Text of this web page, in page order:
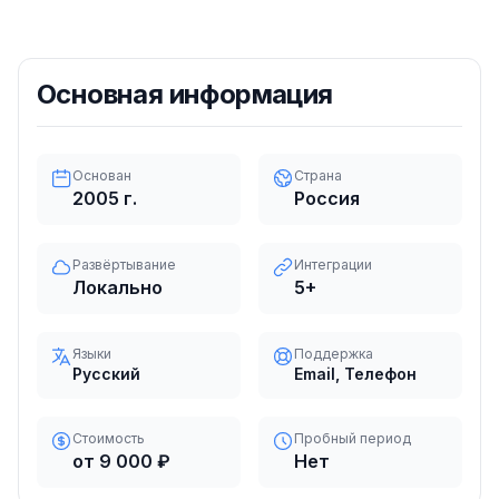
Основная информация
Основан
2005 г.
Страна
Россия
Развёртывание
Локально
Интеграции
5+
Языки
Русский
Поддержка
Email, Телефон
Стоимость
от 9 000 ₽
Пробный период
Нет